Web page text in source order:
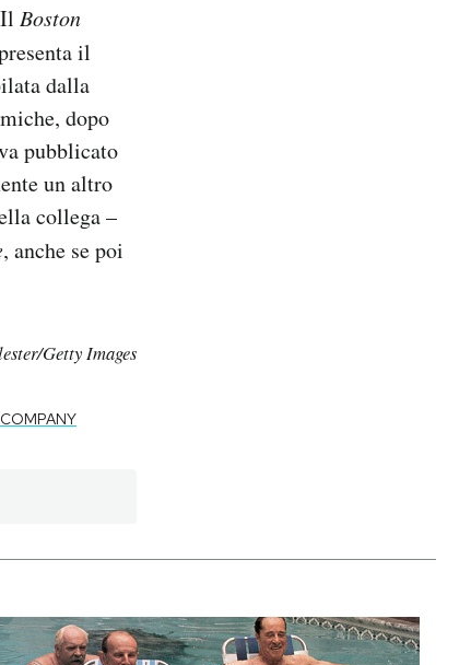
Boston
il
dalla
dopo
pubblicato
un altro
collega –
, anche se poi
Getty Images